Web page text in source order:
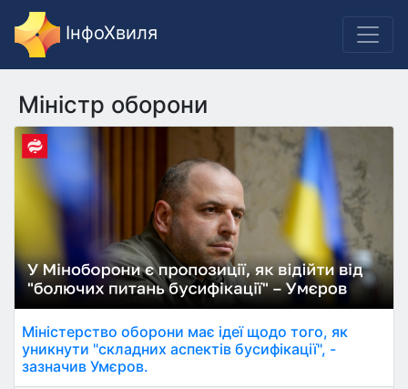
ІнфоХвиля
Міністр оборони
Міністерство оборони має ідеї щодо того, як
уникнути "складних аспектів бусифікації", -
зазначив Умєров.